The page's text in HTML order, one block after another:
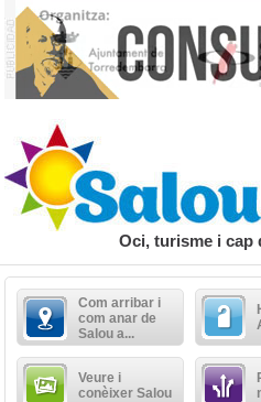
Oci, turisme i cap
Com arribar i
com anar de
Salou a...
Veure i
conèixer Salou